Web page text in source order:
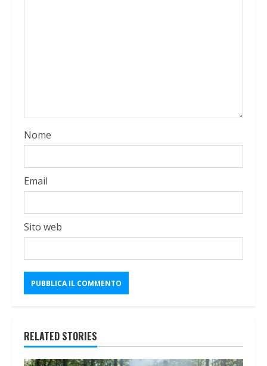
Nome
Email
Sito web
RELATED STORIES